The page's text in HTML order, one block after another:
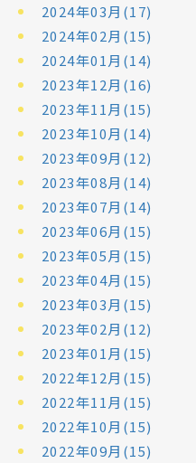
2024年03月(17)
2024年02月(15)
2024年01月(14)
2023年12月(16)
2023年11月(15)
2023年10月(14)
2023年09月(12)
2023年08月(14)
2023年07月(14)
2023年06月(15)
2023年05月(15)
2023年04月(15)
2023年03月(15)
2023年02月(12)
2023年01月(15)
2022年12月(15)
2022年11月(15)
2022年10月(15)
2022年09月(15)